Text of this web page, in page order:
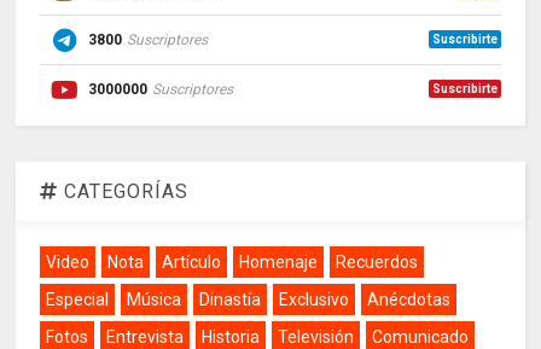
3800 Suscriptores Suscribirte
3000000 Suscriptores Suscribirte
CATEGORÍAS
Video Nota Artículo Homenaje
Recuerdos
Especial
Música Dinastía Exclusivo
Anécdotas
Fotos
Entrevista Historia Televisión
Comunicado